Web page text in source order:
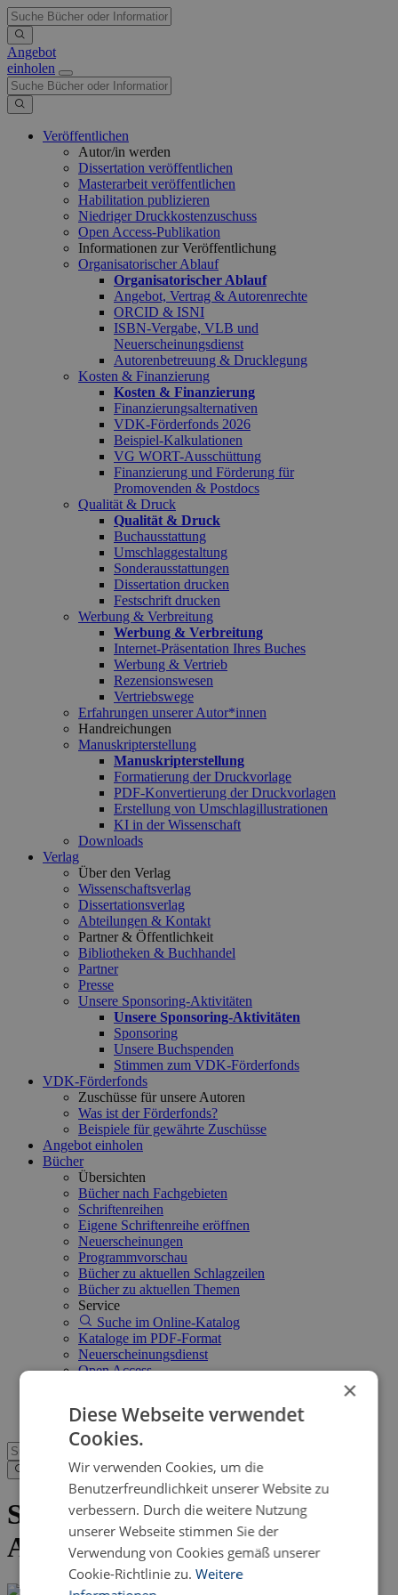
Angebot
einholen
Veröffentlichen
Autor/in werden
Dissertation veröffentlichen
Masterarbeit veröffentlichen
Habilitation publizieren
Niedriger Druckkostenzuschuss
Open Access-Publikation
Informationen zur Veröffentlichung
Organisatorischer Ablauf
Organisatorischer Ablauf
Angebot, Vertrag & Autorenrechte
ORCID & ISNI
ISBN-Vergabe, VLB und
Neuerscheinungsdienst
Autorenbetreuung & Drucklegung
Kosten & Finanzierung
Kosten & Finanzierung
Finanzierungsalternativen
VDK-Förderfonds 2026
Beispiel-Kalkulationen
VG WORT-Ausschüttung
Finanzierung und Förderung für
Promovenden & Postdocs
Qualität & Druck
Qualität & Druck
Buchausstattung
Umschlaggestaltung
Sonderausstattungen
Dissertation drucken
Festschrift drucken
Werbung & Verbreitung
Werbung & Verbreitung
Internet-Präsentation Ihres Buches
Werbung & Vertrieb
Rezensionswesen
Vertriebswege
Erfahrungen unserer Autor*innen
Handreichungen
Manuskripterstellung
Manuskripterstellung
Formatierung der Druckvorlage
PDF-Konvertierung der Druckvorlagen
Erstellung von Umschlagillustrationen
KI in der Wissenschaft
Downloads
Verlag
Über den Verlag
Wissenschaftsverlag
Dissertationsverlag
Abteilungen & Kontakt
Partner & Öffentlichkeit
Bibliotheken & Buchhandel
Partner
Presse
Unsere Sponsoring-Aktivitäten
Unsere Sponsoring-Aktivitäten
Sponsoring
Unsere Buchspenden
Stimmen zum VDK-Förderfonds
VDK-Förderfonds
Zuschüsse für unsere Autoren
Was ist der Förderfonds?
Beispiele für gewährte Zuschüsse
Angebot einholen
Bücher
Übersichten
Bücher nach Fachgebieten
Schriftenreihen
Eigene Schriftenreihe eröffnen
Neuerscheinungen
Programmvorschau
Bücher zu aktuellen Schlagzeilen
Bücher zu aktuellen Themen
Service
Suche im Online-Katalog
Kataloge im PDF-Format
Neuerscheinungsdienst
Open Access
Senden Sie uns eine eBook-
Anfrage
×
Diese Webseite verwendet
Cookies.
Wir verwenden Cookies, um die
Benutzerfreundlichkeit unserer Website zu
verbessern. Durch die weitere Nutzung
unserer Webseite stimmen Sie der
Verwendung von Cookies gemäß unserer
Cookie-Richtlinie zu. Weitere